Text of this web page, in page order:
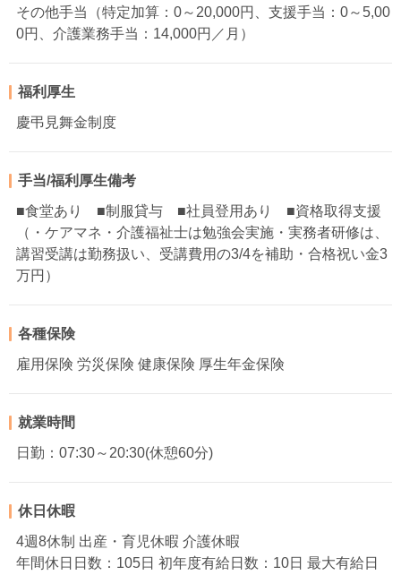
その他手当（特定加算：0～20,000円、支援手当：0～5,00
0円、介護業務手当：14,000円／月）
福利厚生
慶弔見舞金制度
手当/福利厚生備考
■食堂あり ■制服貸与 ■社員登用あり ■資格取得支援
（・ケアマネ・介護福祉士は勉強会実施・実務者研修は、
講習受講は勤務扱い、受講費用の3/4を補助・合格祝い金3
万円）
各種保険
雇用保険 労災保険 健康保険 厚生年金保険
就業時間
日勤：07:30～20:30(休憩60分)
休日休暇
4週8休制 出産・育児休暇 介護休暇
年間休日日数：105日 初年度有給日数：10日 最大有給日